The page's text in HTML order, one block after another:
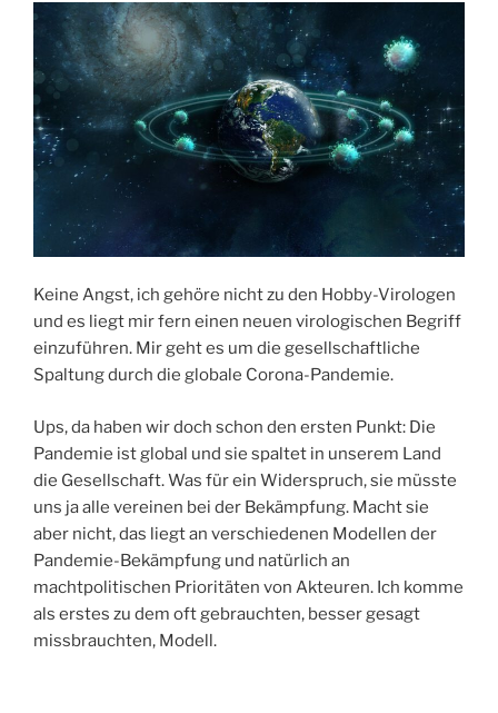
Keine Angst, ich gehöre nicht zu den Hobby-Virologen
und es liegt mir fern einen neuen virologischen Begriff
einzuführen. Mir geht es um die gesellschaftliche
Spaltung durch die globale Corona-Pandemie.
Ups, da haben wir doch schon den ersten Punkt: Die
Pandemie ist global und sie spaltet in unserem Land
die Gesellschaft. Was für ein Widerspruch, sie müsste
uns ja alle vereinen bei der Bekämpfung. Macht sie
aber nicht, das liegt an verschiedenen Modellen der
Pandemie-Bekämpfung und natürlich an
machtpolitischen Prioritäten von Akteuren. Ich komme
als erstes zu dem oft gebrauchten, besser gesagt
missbrauchten, Modell.